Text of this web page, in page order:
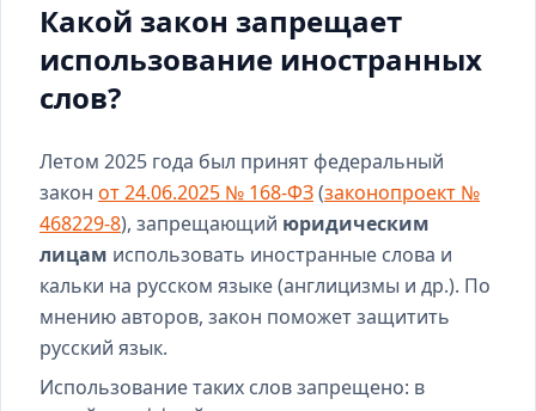
Какой закон запрещает
использование иностранных
слов?
Летом 2025 года был принят федеральный
закон от 24.06.2025 № 168-ФЗ(законопроект №
468229-8), запрещающий юридическим
лицам использовать иностранные слова и
кальки на русском языке (англицизмы и др.). По
мнению авторов, закон поможет защитить
русский язык.
Использование таких слов запрещено: в